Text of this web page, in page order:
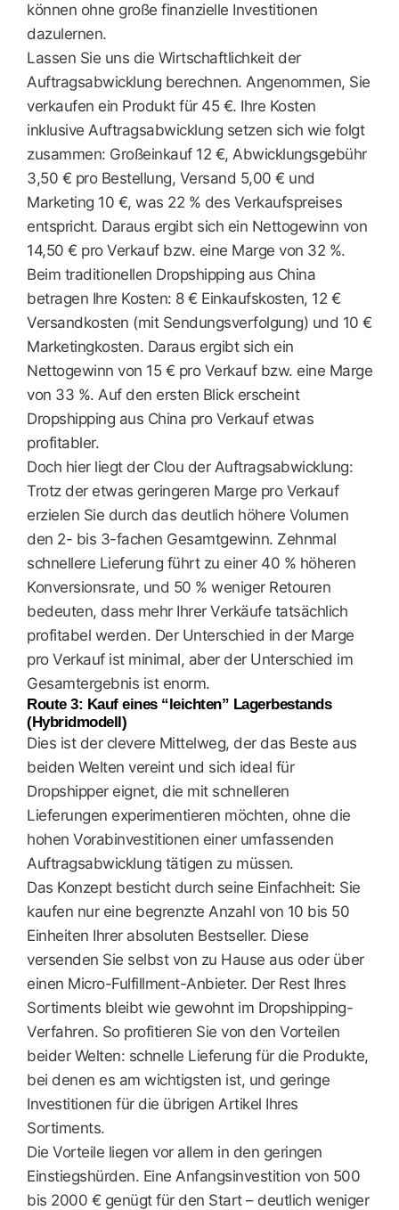
können ohne große finanzielle Investitionen
dazulernen.
Lassen Sie uns die Wirtschaftlichkeit der
Auftragsabwicklung berechnen. Angenommen, Sie
verkaufen ein Produkt für 45 €. Ihre Kosten
inklusive Auftragsabwicklung setzen sich wie folgt
zusammen: Großeinkauf 12 €, Abwicklungsgebühr
3,50 € pro Bestellung, Versand 5,00 € und
Marketing 10 €, was 22 % des Verkaufspreises
entspricht. Daraus ergibt sich ein Nettogewinn von
14,50 € pro Verkauf bzw. eine Marge von 32 %.
Beim traditionellen Dropshipping aus China
betragen Ihre Kosten: 8 € Einkaufskosten, 12 €
Versandkosten (mit Sendungsverfolgung) und 10 €
Marketingkosten. Daraus ergibt sich ein
Nettogewinn von 15 € pro Verkauf bzw. eine Marge
von 33 %. Auf den ersten Blick erscheint
Dropshipping aus China pro Verkauf etwas
profitabler.
Doch hier liegt der Clou der Auftragsabwicklung:
Trotz der etwas geringeren Marge pro Verkauf
erzielen Sie durch das deutlich höhere Volumen
den 2- bis 3-fachen Gesamtgewinn. Zehnmal
schnellere Lieferung führt zu einer 40 % höheren
Konversionsrate, und 50 % weniger Retouren
bedeuten, dass mehr Ihrer Verkäufe tatsächlich
profitabel werden. Der Unterschied in der Marge
pro Verkauf ist minimal, aber der Unterschied im
Gesamtergebnis ist enorm.
Route 3: Kauf eines “leichten” Lagerbestands
(Hybridmodell)
Dies ist der clevere Mittelweg, der das Beste aus
beiden Welten vereint und sich ideal für
Dropshipper eignet, die mit schnelleren
Lieferungen experimentieren möchten, ohne die
hohen Vorabinvestitionen einer umfassenden
Auftragsabwicklung tätigen zu müssen.
Das Konzept besticht durch seine Einfachheit: Sie
kaufen nur eine begrenzte Anzahl von 10 bis 50
Einheiten Ihrer absoluten Bestseller. Diese
versenden Sie selbst von zu Hause aus oder über
einen Micro-Fulfillment-Anbieter. Der Rest Ihres
Sortiments bleibt wie gewohnt im Dropshipping-
Verfahren. So profitieren Sie von den Vorteilen
beider Welten: schnelle Lieferung für die Produkte,
bei denen es am wichtigsten ist, und geringe
Investitionen für die übrigen Artikel Ihres
Sortiments.
Die Vorteile liegen vor allem in den geringen
Einstiegshürden. Eine Anfangsinvestition von 500
bis 2000 € genügt für den Start – deutlich weniger